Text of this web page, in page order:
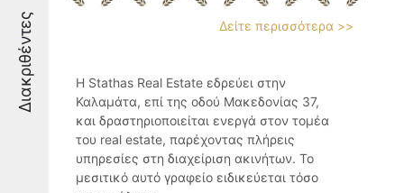
Διακριθέντες Δείτε περισσότερα >>
Η Stathas Real Estate εδρεύει στην
Καλαμάτα, επί της οδού Μακεδονίας 37,
και δραστηριοποιείται ενεργά στον τομέα
του real estate, παρέχοντας πλήρεις
υπηρεσίες στη διαχείριση ακινήτων. Το
μεσιτικό αυτό γραφείο ειδικεύεται τόσο